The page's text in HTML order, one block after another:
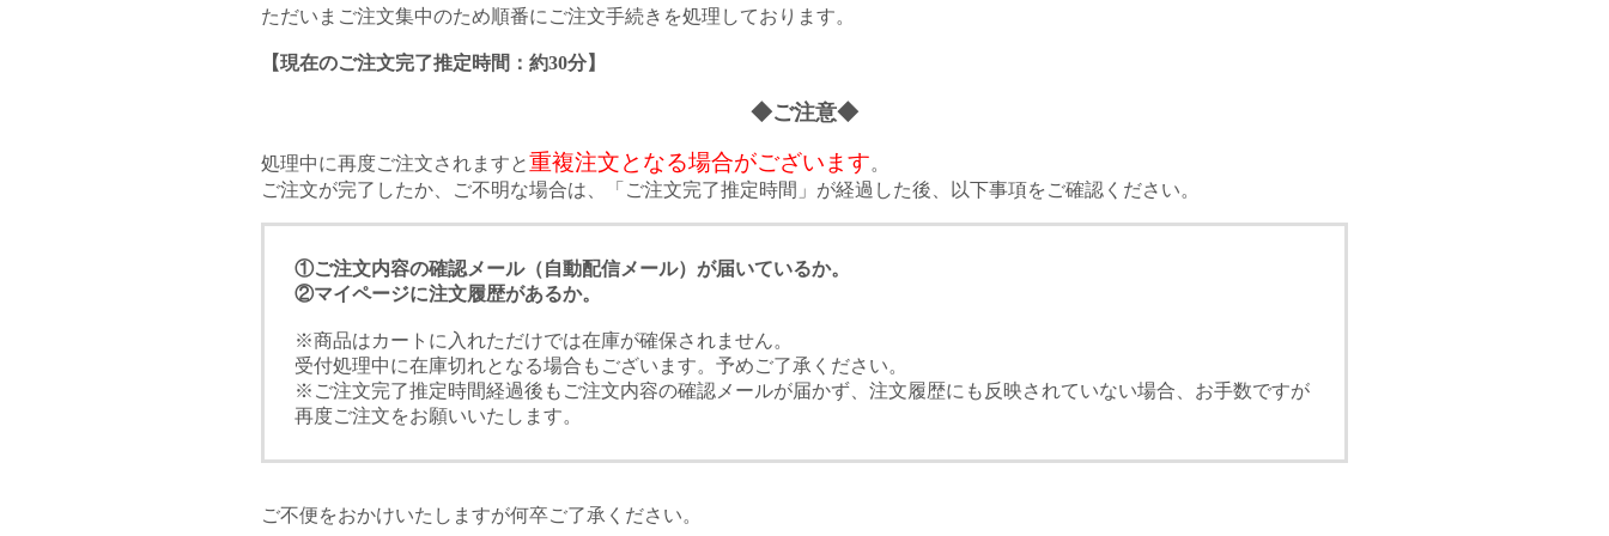
ただいまご注文集中のため順番にご注文手続きを処理しております。
【現在のご注文完了推定時間：約30分】
◆ご注意◆
処理中に再度ご注文されますと重複注文となる場合がございます。
ご注文が完了したか、ご不明な場合は、「ご注文完了推定時間」が経過した後、以下事項をご確認ください。
①ご注文内容の確認メール（自動配信メール）が届いているか。
②マイページに注文履歴があるか。
※商品はカートに入れただけでは在庫が確保されません。
受付処理中に在庫切れとなる場合もございます。予めご了承ください。
※ご注文完了推定時間経過後もご注文内容の確認メールが届かず、注文履歴にも反映されていない場合、お手数ですが
再度ご注文をお願いいたします。
ご不便をおかけいたしますが何卒ご了承ください。